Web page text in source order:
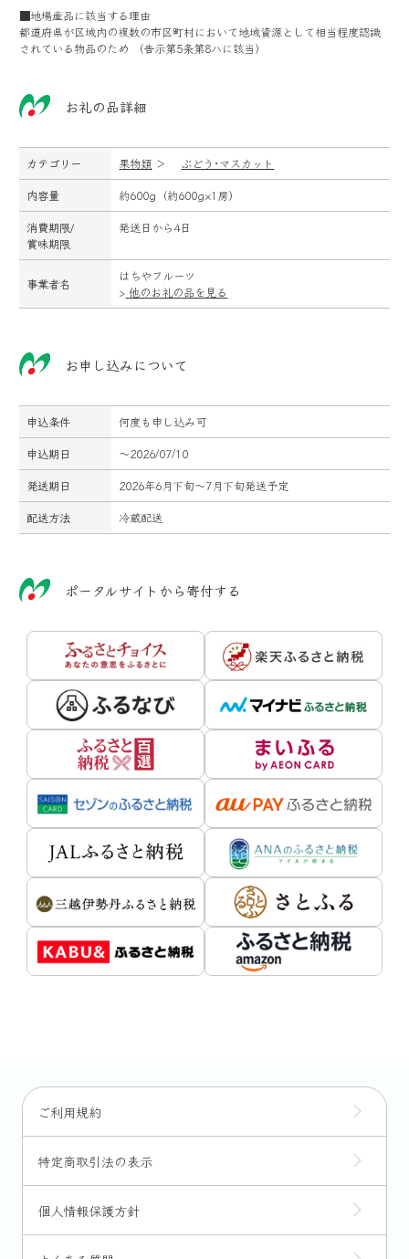
■地場産品に該当する理由
都道府県が区域内の複数の市区町村において地域資源として相当程度認識
されている物品のため （告示第5条第8ハに該当）
お礼の品詳細
カテゴリー 果物類 ＞
ぶどう･マスカット
内容量
約600g（約600g×1房）
消費期限/
賞味期限
発送日から4日
事業者名
はちやフルーツ
> 他のお礼の品を見る
お申し込みについて
申込条件
何度も申し込み可
申込期日
～2026/07/10
発送期日
2026年6月下旬～7月下旬発送予定
配送方法
冷蔵配送
ポータルサイトから寄付する
ご利用規約
特定商取引法の表示
個人情報保護方針